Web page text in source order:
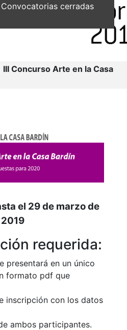
Convocatorias cerradas
III Concurso Arte en la Casa
el 29 de marzo de
2019
requerida:
presentará en un único
formato pdf que
inscripción con los datos
ambos participantes.